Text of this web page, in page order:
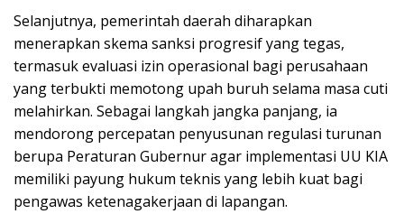
Selanjutnya, pemerintah daerah diharapkan
menerapkan skema sanksi progresif yang tegas,
termasuk evaluasi izin operasional bagi perusahaan
yang terbukti memotong upah buruh selama masa cuti
melahirkan. Sebagai langkah jangka panjang, ia
mendorong percepatan penyusunan regulasi turunan
berupa Peraturan Gubernur agar implementasi UU KIA
memiliki payung hukum teknis yang lebih kuat bagi
pengawas ketenagakerjaan di lapangan.